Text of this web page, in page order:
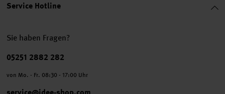
Service Hotline
Sie haben Fragen?
Telefonnummer
05251 2882 282
von Mo. - Fr. 08:30 - 17:00 Uhr